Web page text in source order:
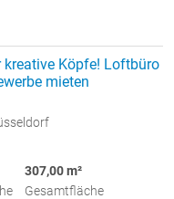
Köpfe! Loftbüro
mieten
307,00 m²
Gesamtfläche